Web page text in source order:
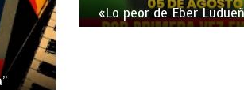
«Lo peor de Eber